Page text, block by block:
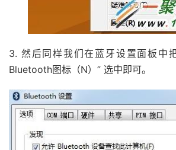
3. 然后同样我们在蓝牙设置面板中
Bluetooth图标（N）” 选中即可。